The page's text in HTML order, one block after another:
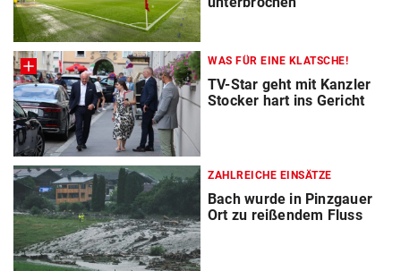
WAS FÜR EINE KLATSCHE!
TV-Star geht mit Kanzler
Stocker hart ins Gericht
ZAHLREICHE EINSÄTZE
Bach wurde in Pinzgauer
Ort zu reißendem Fluss